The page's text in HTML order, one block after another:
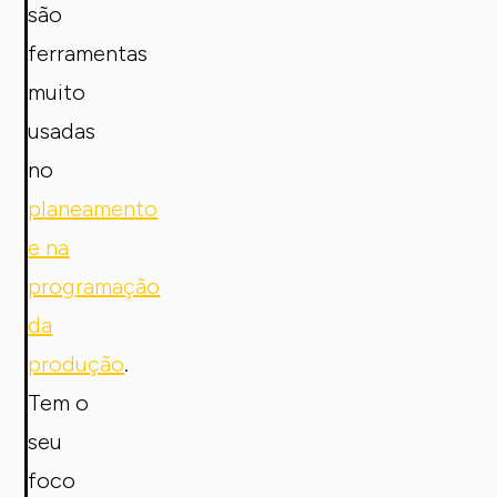
são
ferramentas
muito
usadas
no
planeamento
e na
programação
da
produção.
Tem o
seu
foco